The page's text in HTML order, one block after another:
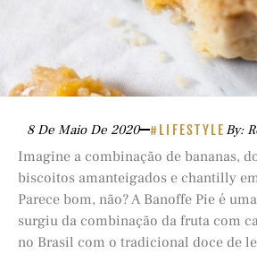
8 De Maio De 2020 #LIFESTYLE By:
Imagine a combinação de bananas,
biscoitos amanteigados e chantilly
Parece bom, não? A Banoffe Pie é uma
surgiu da combinação da fruta com
no Brasil com o tradicional doce de